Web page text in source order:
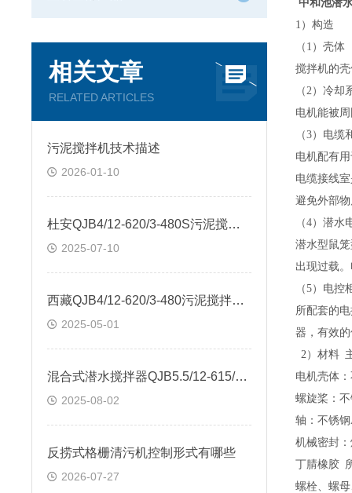
相关文章
RELATED ARTICLES
污泥搅拌机技术描述
2026-01-10
杜安QJB4/12-620/3-480S污泥搅拌机 质保两年
2025-07-10
西藏QJB4/12-620/3-480污泥搅拌机价格
2025-05-01
混合式潜水搅拌器QJB5.5/12-615/3-480S
2025-08-02
反捞式格栅清污机控制形式有哪些
2026-07-27
1） 构造
（ 1 ）壳体
搅拌机的
（2）冷却
电机能被
（3）电缆
电机配有
电缆接线
避免外部
（4）潜水
潜水型鼠
出现过载
（5）电控
所配套的
器，有效
2） 材料
电机壳体
螺旋桨：
轴：不锈钢
机械密封
丁腈橡胶
螺栓、螺